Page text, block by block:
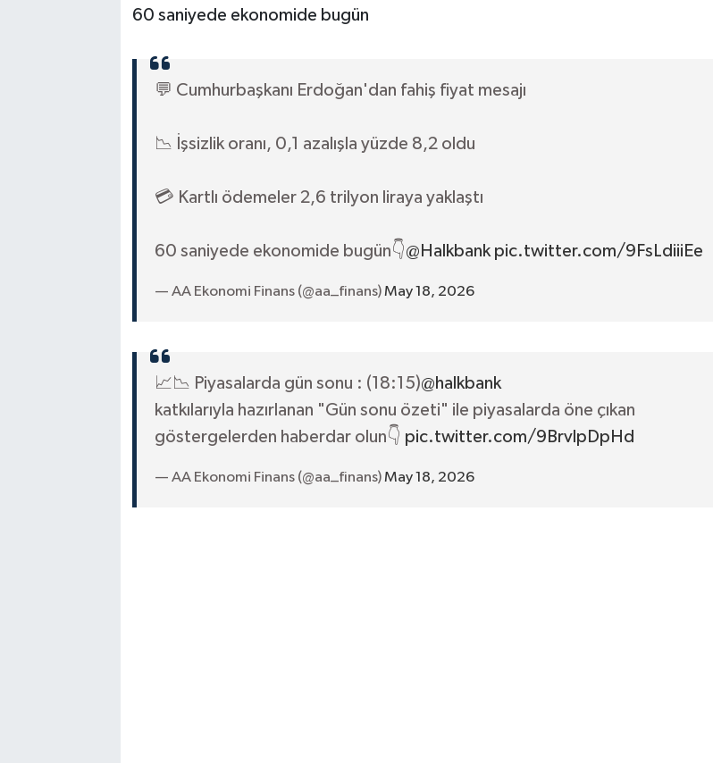
60 saniyede ekonomide bugün
💬 Cumhurbaşkanı Erdoğan'dan fahiş fiyat mesajı
📉 İşsizlik oranı, 0,1 azalışla yüzde 8,2 oldu
💳 Kartlı ödemeler 2,6 trilyon liraya yaklaştı
60 saniyede ekonomide bugün👇@Halkbank pic.twitter.com/9FsLdiiiEe
— AA Ekonomi Finans (@aa_finans)May 18, 2026
📈📉 Piyasalarda gün sonu : (18:15)@halkbank
katkılarıyla hazırlanan "Gün sonu özeti" ile piyasalarda öne çıkan
göstergelerden haberdar olun👇 pic.twitter.com/9BrvlpDpHd
— AA Ekonomi Finans (@aa_finans)May 18, 2026